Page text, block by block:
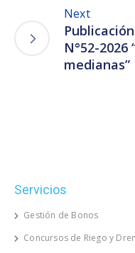
Next
N°52-2026
medianas”
Servicios
Gestión de Bonos
Concursos de Riego y